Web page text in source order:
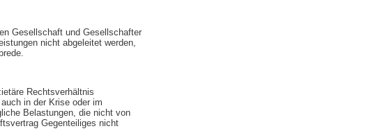
Gesellschaft und Gesellschafter
nicht abgeleitet werden,
Rechtsverhältnis
in der Krise oder im
Belastungen, die nicht von
Gegenteiliges nicht